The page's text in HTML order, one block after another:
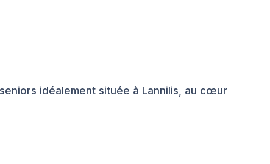
idéalement située à Lannilis, au cœur